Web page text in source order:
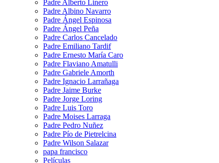
Padre Alberto Linero
Padre Albino Navarro
Padre Ángel Espinosa
Padre Ángel Peña
Padre Carlos Cancelado
Padre Emiliano Tardif
Padre Ernesto María Caro
Padre Flaviano Amatulli
Padre Gabriele Amorth
Padre Ignacio Larrañaga
Padre Jaime Burke
Padre Jorge Loring
Padre Luis Toro
Padre Moises Larraga
Padre Pedro Nuñez
Padre Pío de Pietrelcina
Padre Wilson Salazar
papa francisco
Películas